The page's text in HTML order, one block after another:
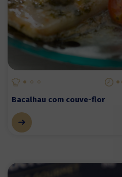
Bacalhau com couve-flor